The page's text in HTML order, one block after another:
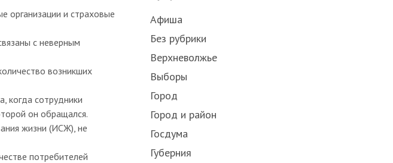
организации и страховые
с неверным
возникших
когда сотрудники
он обращался.
жизни (ИСЖ), не
потребителей
Афиша
Без рубрики
Верхневолжье
Выборы
Город
Город и район
Госдума
Губерния